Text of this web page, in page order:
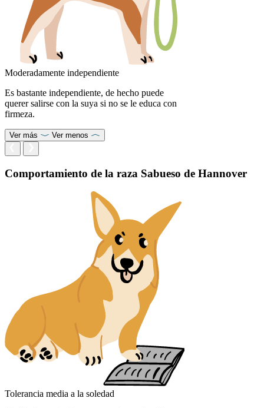
Moderadamente independiente
Es bastante independiente, de hecho puede
querer salirse con la suya si no se le educa con
firmeza.
Ver más Ver menos
Comportamiento de la raza Sabueso de Hannover
Tolerancia media a la soledad